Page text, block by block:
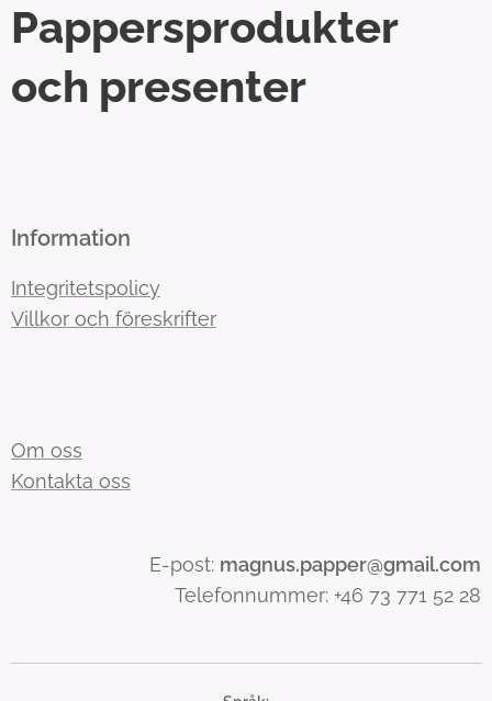
Pappersprodukter
och presenter
Information
Integritetspolicy
Villkor och föreskrifter
Om oss
Kontakta oss
E-post: magnus.papper@gmail.com
Telefonnummer: +46 73 771 52 28